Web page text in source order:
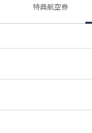
特典航空券